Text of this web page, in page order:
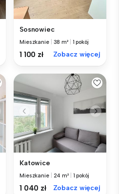
Sosnowiec
Mieszkanie 38 m² 1 pokój
1 100 zł Zobacz więcej
Katowice
Mieszkanie 24 m² 1 pokój
1 040 zł Zobacz więcej